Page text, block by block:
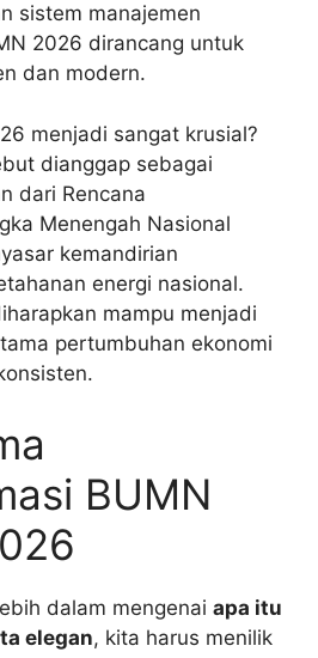
sistem manajemen
2026 dirancang untuk
dan modern.
menjadi sangat krusial?
dianggap sebagai
dari Rencana
Menengah Nasional
kemandirian
energi nasional.
mampu menjadi
pertumbuhan ekonomi
BUMN
dalam mengenai apa itu
elegan, kita harus menilik